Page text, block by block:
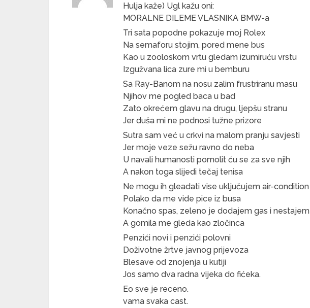
Hulja kaže) Ugl kažu oni:
MORALNE DILEME VLASNIKA BMW-a
Tri sata popodne pokazuje moj Rolex
Na semaforu stojim, pored mene bus
Kao u zooloskom vrtu gledam izumiruću vrstu
Izgužvana lica zure mi u bemburu
Sa Ray-Banom na nosu zalim frustriranu masu
Njihov me pogled baca u bad
Zato okrećem glavu na drugu, ljepšu stranu
Jer duša mi ne podnosi tužne prizore
Sutra sam već u crkvi na malom pranju savjesti
Jer moje veze sežu ravno do neba
U navali humanosti pomolit ću se za sve njih
A nakon toga slijedi tečaj tenisa
Ne mogu ih gleadati vise uključujem air-condition
Polako da me vide pice iz busa
Konačno spas, zeleno je dodajem gas i nestajem
A gomila me gleda kao zločinca
Penzići novi i penzići polovni
Doživotne žrtve javnog prijevoza
Blesave od znojenja u kutiji
Jos samo dva radna vijeka do fićeka.
Eo sve je receno.
vama svaka cast.